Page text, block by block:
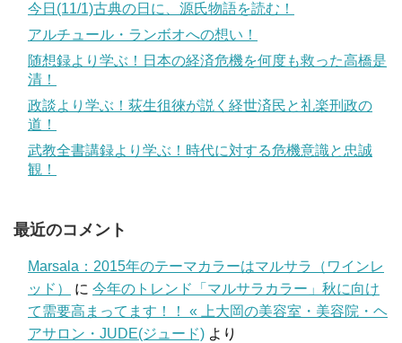
今日(11/1)古典の日に、源氏物語を読む！
アルチュール・ランボオへの想い！
随想録より学ぶ！日本の経済危機を何度も救った高橋是
清！
政談より学ぶ！荻生徂徠が説く経世済民と礼楽刑政の
道！
武教全書講録より学ぶ！時代に対する危機意識と忠誠
観！
最近のコメント
Marsala：2015年のテーマカラーはマルサラ（ワインレ
ッド）
に 今年のトレンド「マルサラカラー」秋に向け
て需要高まってます！！ « 上大岡の美容室・美容院・ヘ
アサロン・JUDE(ジュード) より